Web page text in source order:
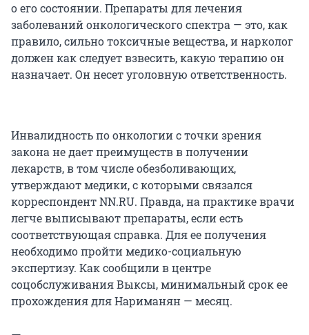
о его состоянии. Препараты для лечения
заболеваний онкологического спектра — это, как
правило, сильно токсичные вещества, и нарколог
должен как следует взвесить, какую терапию он
назначает. Он несет уголовную ответственность.
Инвалидность по онкологии с точки зрения
закона не дает преимуществ в получении
лекарств, в том числе обезболивающих,
утверждают медики, с которыми связался
корреспондент NN.RU. Правда, на практике врачи
легче выписывают препараты, если есть
соответствующая справка. Для ее получения
необходимо пройти медико-социальную
экспертизу. Как сообщили в центре
соцобслуживания Выксы, минимальный срок ее
прохождения для Нариманян — месяц.